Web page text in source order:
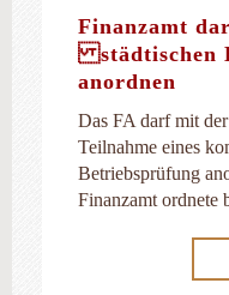
Finanzamt
städtischen
anordnen
Das FA darf mit
Teilnahme eines
Betriebsprüfung
Finanzamt ordnete